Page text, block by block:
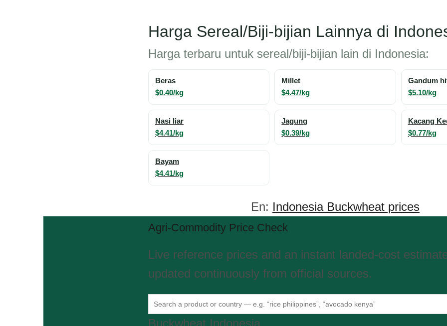
Harga Sereal/Biji-bijian Lainnya di
Harga terbaru untuk sereal/biji-bijian lain di Indonesia:
Beras
$0.40/kg
Millet
$4.47/kg
Gandum
$5.10/kg
Nasi liar
$4.41/kg
Jagung
$0.39/kg
Kacang
$0.77/kg
Bayam
$4.41/kg
En: Indonesia Buckwheat prices
Agri-Commodity Price Check
Live reference prices and an instant landed-cost
updated continuously from official sources.
Buckwheat Indonesia